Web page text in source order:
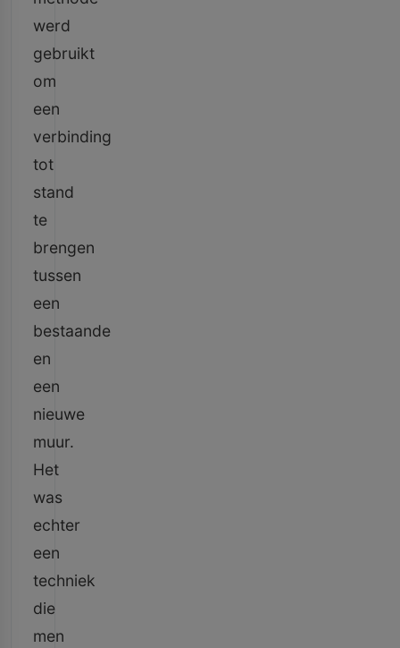
werd
gebruikt
om
een
verbinding
tot
stand
te
brengen
tussen
een
bestaande
en
een
nieuwe
muur.
Het
was
echter
een
techniek
die
men